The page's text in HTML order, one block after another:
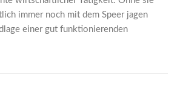
immer noch mit dem Speer jagen
einer gut funktionierenden